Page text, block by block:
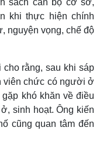
khi thực hiện chính
nguyện vọng, chế độ
rằng, sau khi sáp
viên chức có người ở
khó khăn về điều
sinh hoạt. Ông kiến
cũng quan tâm đến